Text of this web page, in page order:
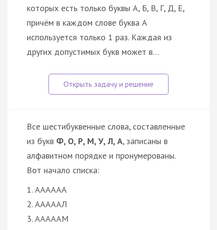
которых есть только буквы А, Б, В, Г, Д, Е,
причём в каждом слове буква А
используется только 1 раз. Каждая из
других допустимых букв может в…
Все шестибуквенные слова, составленные
из букв Ф, О, Р, М, У, Л, А, записаны в
алфавитном порядке и пронумерованы.
Вот начало списка:
1. АААААА
2. АААААЛ
3. АААААМ